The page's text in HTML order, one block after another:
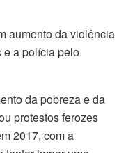
aumento da violência
e a polícia pelo
da pobreza e da
protestos ferozes
2017, com a